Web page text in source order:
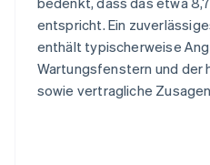
entspricht. Ein
enthält typischerweise
Wartungsfenstern und
sowie vertragliche